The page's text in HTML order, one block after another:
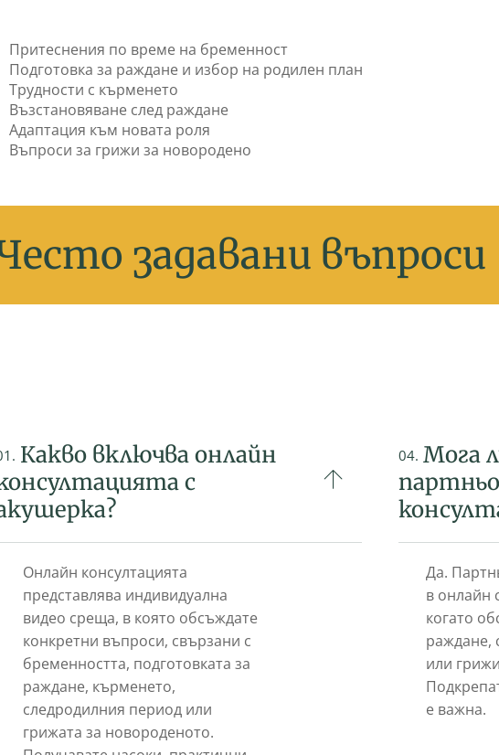
Притеснения по време на бременност
Подготовка за раждане и избор на родилен план
Трудности с кърменето
Възстановяване след раждане
Адаптация към новата роля
Въпроси за грижи за новородено
есто задавани въпроси
Какво включва онлайн
с
Онлайн консултацията
представлява индивидуална
видео среща, в която обсъждате
конкретни въпроси, свързани с
бременността, подготовката за
раждане, кърменето,
следродилния период или
грижата за новороденото.
04. Мога
Да.
в онлайн
когато
раждане,
или
е важна.